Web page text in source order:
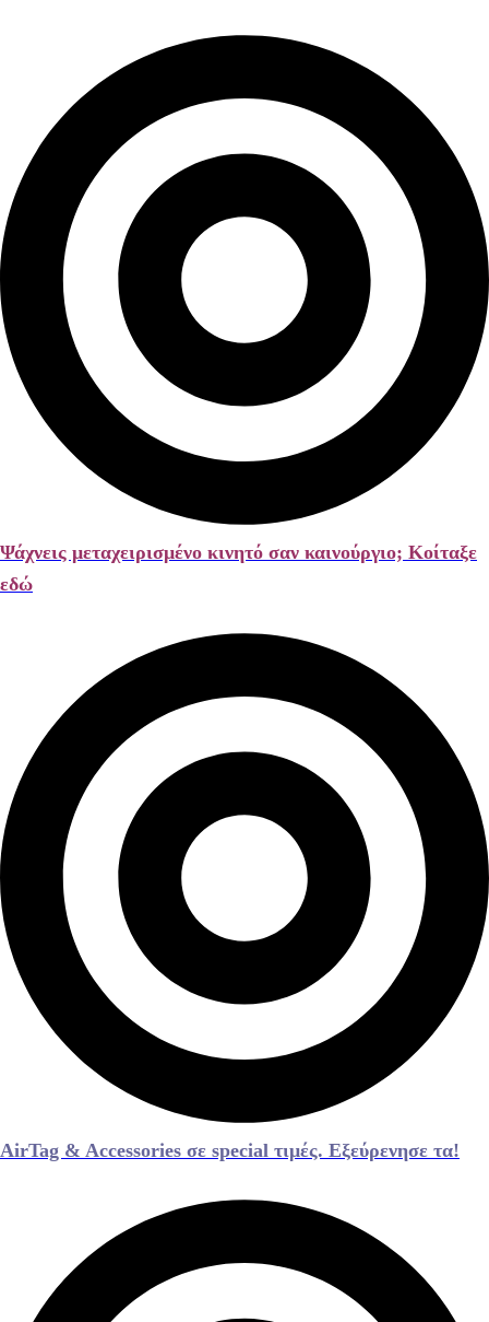
Ψάχνεις μεταχειρισμένο κινητό σαν καινούργιο; Κοίταξε
εδώ
AirTag & Accessories σε special τιμές. Εξεύρενησε τα!